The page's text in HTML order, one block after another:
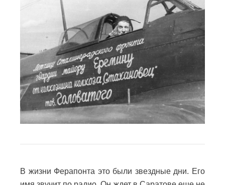
В жизни Ферапонта это были звездные дни. Его